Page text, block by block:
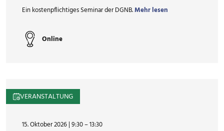
Ein kostenpflichtiges Seminar der DGNB.Mehr lesen
Online
VERANSTALTUNG
15. Oktober 2026 | 9:30–13:30